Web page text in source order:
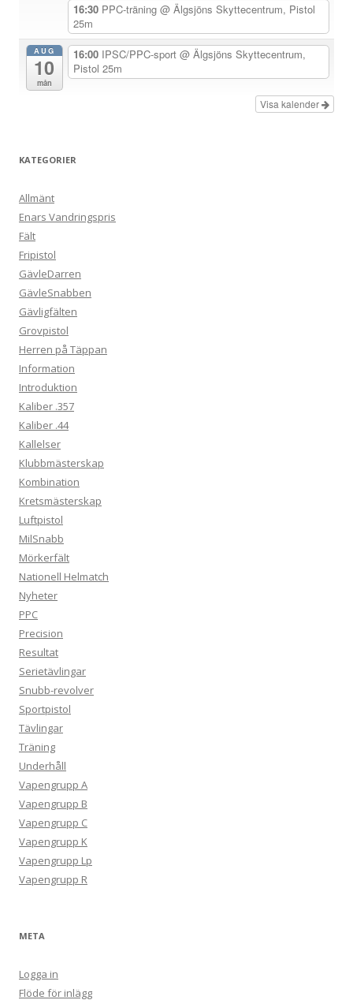
g
16:30 PPC-träning @ Älgsjöns Skyttecentrum, Pistol
25m
AUG
10
mån
16:00 IPSC/PPC-sport @ Älgsjöns Skyttecentrum,
Pistol 25m
Visa kalender
KATEGORIER
Allmänt
Enars Vandringspris
Fält
Fripistol
GävleDarren
GävleSnabben
Gävligfälten
Grovpistol
Herren på Täppan
Information
Introduktion
Kaliber .357
Kaliber .44
Kallelser
Klubbmästerskap
Kombination
Kretsmästerskap
Luftpistol
MilSnabb
Mörkerfält
Nationell Helmatch
Nyheter
PPC
Precision
Resultat
Serietävlingar
Snubb-revolver
Sportpistol
Tävlingar
Träning
Underhåll
Vapengrupp A
Vapengrupp B
Vapengrupp C
Vapengrupp K
Vapengrupp Lp
Vapengrupp R
META
Logga in
Flöde för inlägg